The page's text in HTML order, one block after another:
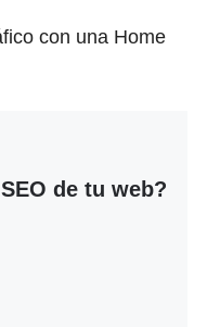
con una Home
de tu web?